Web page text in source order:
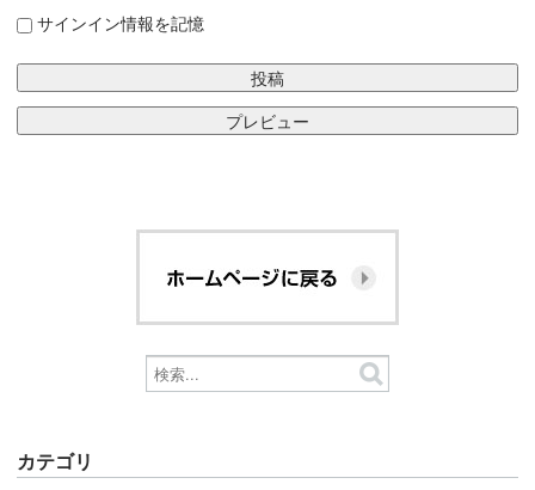
サインイン情報を記憶
カテゴリ